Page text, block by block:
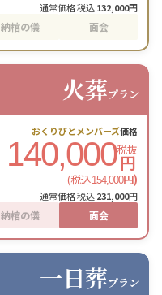
通常価格 税込132,000円
納棺の儀 面会
火葬プラン
おくりびとメンバーズ価格
140,000税抜
円
(税込154,000円)
通常価格 税込231,000円
納棺の儀 面会
一日葬プラン